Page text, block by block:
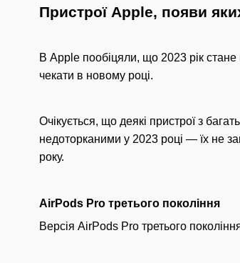
Пристрої Apple, появи
В Apple пообіцяли, що 2023 рік
чекати в новому році.
Очікується, що деякі пристрої з
недоторканими у 2023 році — їх не
року.
AirPods Pro третього покоління
Версія AirPods Pro третього